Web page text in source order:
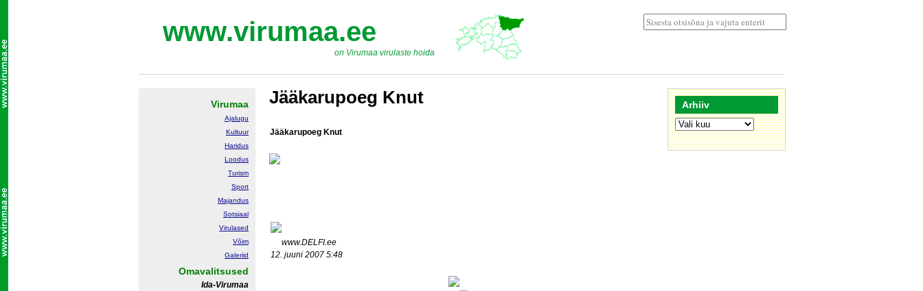
www.virumaa.ee
on Virumaa virulaste hoida
Jääkarupoeg Knut
Jääkarupoeg Knut
www.DELFI.ee
12. juuni 2007 5:48
Virumaa
Ajalugu
Kultuur
Haridus
Loodus
Turism
Sport
Majandus
Sotsiaal
Virulased
Võim
Galeriid
Omavalitsused
Ida-Virumaa
Arhiiv
Arhiiv